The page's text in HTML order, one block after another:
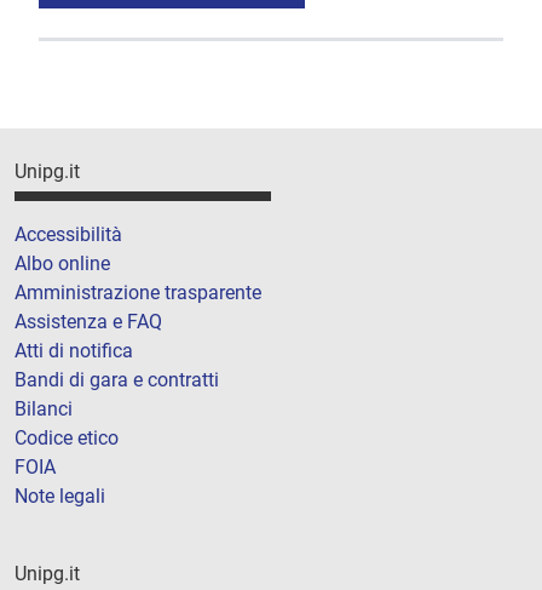
Unipg.it
Accessibilità
Albo online
Amministrazione trasparente
Assistenza e FAQ
Atti di notifica
Bandi di gara e contratti
Bilanci
Codice etico
FOIA
Note legali
Unipg.it